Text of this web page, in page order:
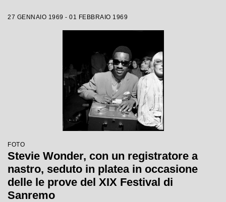
27 GENNAIO 1969 - 01 FEBBRAIO 1969
FOTO
Stevie Wonder, con un registratore a
nastro, seduto in platea in occasione
delle le prove del XIX Festival di
Sanremo